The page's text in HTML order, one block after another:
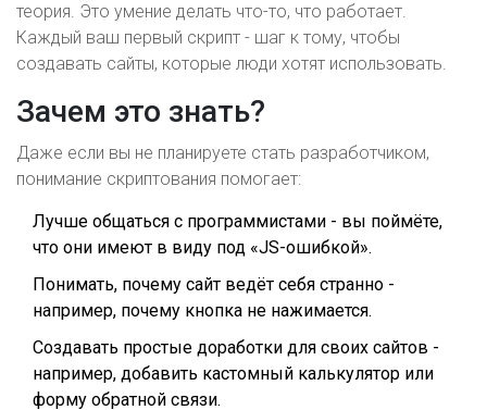
теория. Это умение делать что-то, что работает.
Каждый ваш первый скрипт - шаг к тому, чтобы
создавать сайты, которые люди хотят использовать.
Зачем это знать?
Даже если вы не планируете стать разработчиком,
понимание скриптования помогает:
Лучше общаться с программистами - вы поймёте,
что они имеют в виду под «JS-ошибкой».
Понимать, почему сайт ведёт себя странно -
например, почему кнопка не нажимается.
Создавать простые доработки для своих сайтов -
например, добавить кастомный калькулятор или
форму обратной связи.